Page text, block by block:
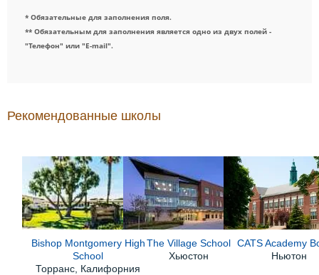
* Обязательные для заполнения поля.
** Обязательным для заполнения является одно из двух полей -
"Телефон" или "E-mail".
Рекомендованные школы
Bishop Montgomery High
School
Торранс, Калифорния
The Village School
Хьюстон
CATS Academy
Ньютон